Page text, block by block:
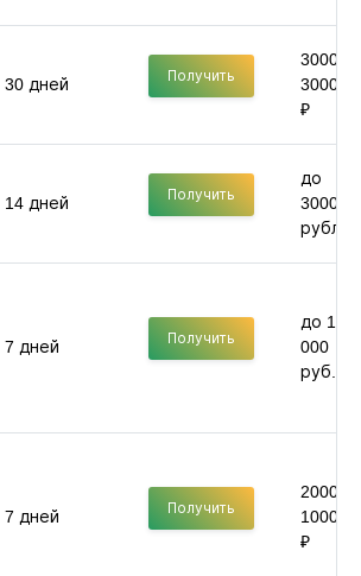
30 дней Получить
3000 -
30000
₽
14 дней Получить
до
30000
рублей
7 дней Получить
до 100
000
руб.
7 дней Получить
2000 -
100000
₽